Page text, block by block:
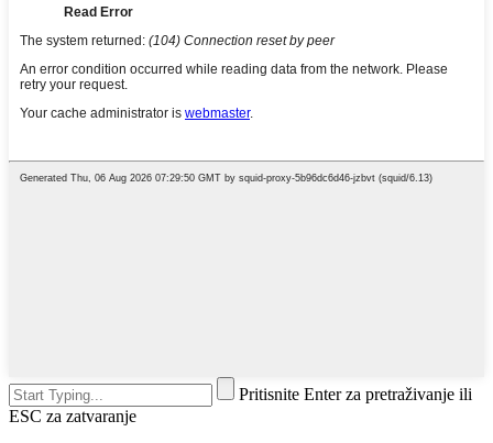
Pritisnite Enter za pretraživanje ili
ESC za zatvaranje